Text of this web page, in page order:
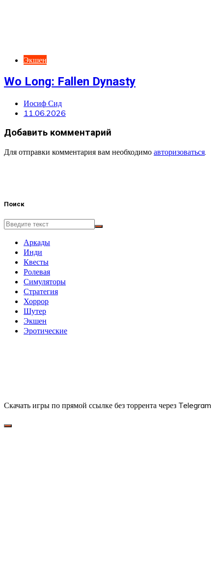
Экшен
Wo Long: Fallen Dynasty
Иосиф Сид
11.06.2026
Добавить комментарий
Для отправки комментария вам необходимо авторизоваться.
Поиск
Аркады
Инди
Квесты
Ролевая
Симуляторы
Стратегия
Хоррор
Шутер
Экшен
Эротические
Скачать игры по прямой ссылке без торрента через Telegram